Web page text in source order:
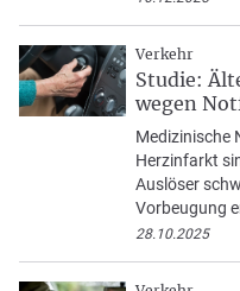
Verkehr
Studie:
wegen
Medizinische
Herzinfarkt
Auslöser
Vorbeugung
28.10.2025